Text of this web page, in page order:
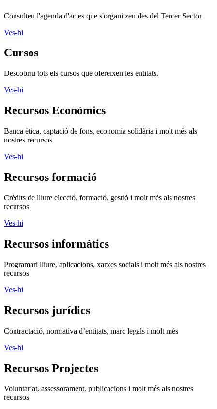
nostres recursos
Ves-hi
Recursos formació
Crèdits de lliure elecció, formació, gestió i molt més als nostres
recursos
Ves-hi
Recursos informàtics
Programari lliure, aplicacions, xarxes socials i molt més als nostres
recursos
Ves-hi
Recursos jurídics
Contractació, normativa d’entitats, marc legals i molt més
recursos
Ves-hi
Assessora't
Si vols aconseguir més impacte social, ASSESSORA'T!